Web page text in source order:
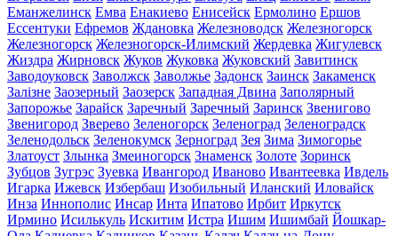
Еманжелинск Емва Енакиево Енисейск Ермолино Ершов
Ессентуки Ефремов Ждановка Железноводск Железногорск
Железногорск Железногорск-Илимский Жердевка Жигулевск
Жиздра Жирновск Жуков Жуковка Жуковский Завитинск
Заводоуковск Заволжск Заволжье Задонск Заинск Закаменск
Залізне Заозерный Заозерск Западная Двина Заполярный
Запорожье Зарайск Заречный Заречный Заринск Звенигово
Звенигород Зверево Зеленогорск Зеленоград Зеленоградск
Зеленодольск Зеленокумск Зерноград Зея Зима Зимогорье
Златоуст Злынка Змеиногорск Знаменск Золоте Зоринск
Зубцов Зугрэс Зуевка Ивангород Иваново Ивантеевка Ивдель
Игарка Ижевск Избербаш Изобильный Иланский Иловайск
Инза Иннополис Инсар Инта Ипатово Ирбит Иркутск
Ирмино Исилькуль Искитим Истра Ишим Ишимбай Йошкар-